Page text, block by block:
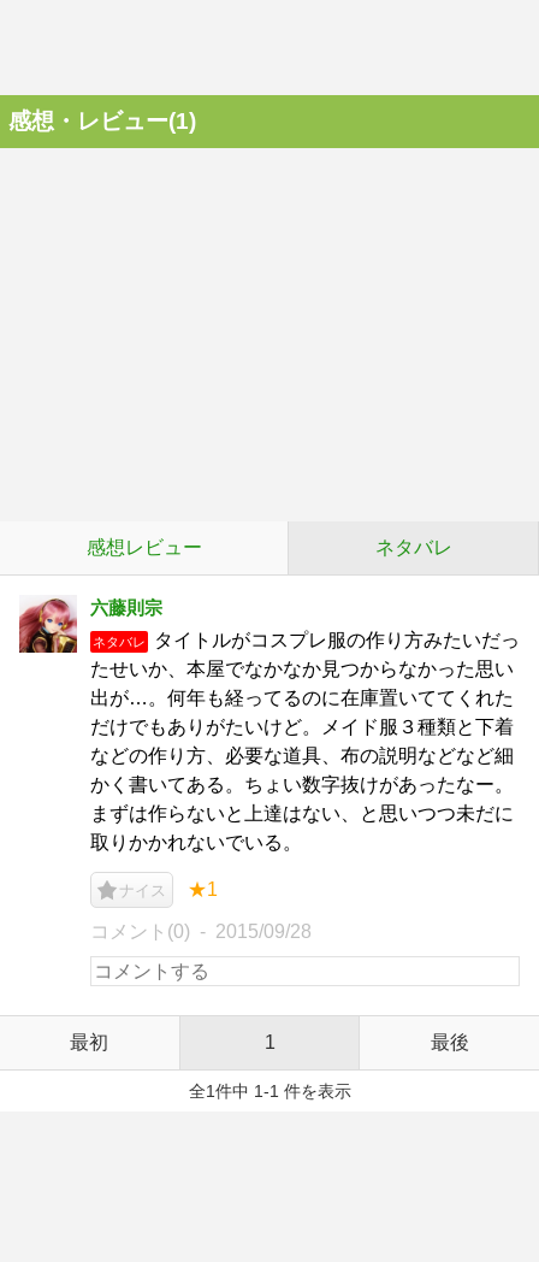
感想・レビュー(1)
感想レビュー ネタバレ
六藤則宗
ネタバレ
タイトルがコスプレ服の作り方みたいだっ
たせいか、本屋でなかなか見つからなかった思い
出が…。何年も経ってるのに在庫置いててくれた
だけでもありがたいけど。メイド服３種類と下着
などの作り方、必要な道具、布の説明などなど細
かく書いてある。ちょい数字抜けがあったなー。
まずは作らないと上達はない、と思いつつ未だに
取りかかれないでいる。
ナイス ★1
コメント(0) 2015/09/28
最初 1 最後
全1件中 1-1 件を表示